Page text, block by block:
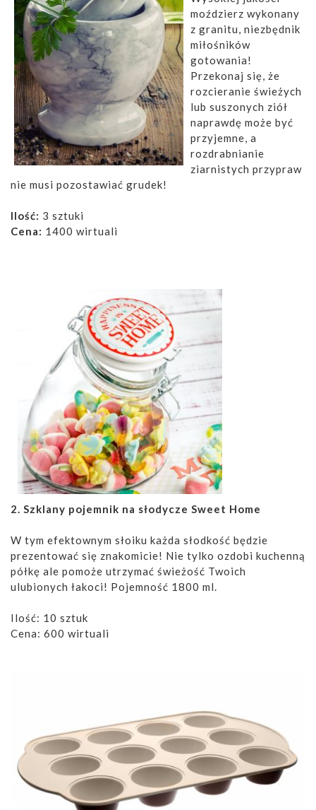
moździerz wykonany
z granitu, niezbędnik
miłośników
gotowania!
Przekonaj się, że
rozcieranie świeżych
lub suszonych ziół
naprawdę może być
przyjemne, a
rozdrabnianie
ziarnistych przypraw
nie musi pozostawiać grudek!
Ilość: 3 sztuki
Cena: 1400 wirtuali
2. Szklany pojemnik na słodycze Sweet Home
W tym efektownym słoiku każda słodkość będzie
prezentować się znakomicie! Nie tylko ozdobi kuchenną
półkę ale pomoże utrzymać świeżość Twoich
ulubionych łakoci! Pojemność 1800 ml.
Ilość: 10 sztuk
Cena: 600 wirtuali